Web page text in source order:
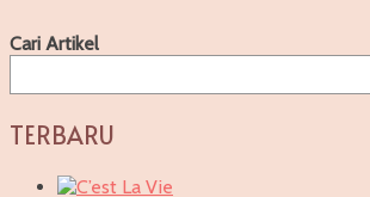
Cari Artikel
TERBARU